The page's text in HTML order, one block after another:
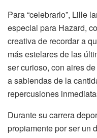
Para “celebrarlo”, Lille
especial para Hazard,
creativa de recordar a
más estelares de las
ser curioso, con aires
a sabiendas de la
repercusiones
Durante su carrera
propiamente por ser un